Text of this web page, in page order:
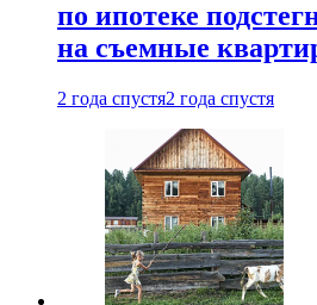
по ипотеке
на съемные
2 года спустя2 года спустя